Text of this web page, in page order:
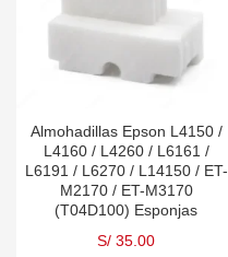
Almohadillas Epson L4150 /
L4160 / L4260 / L6161 /
L6191 / L6270 / L14150 / ET-
M2170 / ET-M3170
(T04D100) Esponjas
S/ 35.00